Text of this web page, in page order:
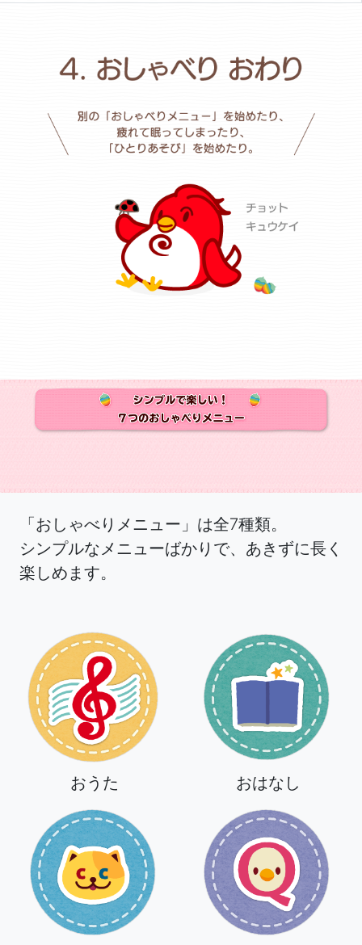
「おしゃべりメニュー」は全7種類。
シンプルなメニューばかりで、あきずに長く
楽しめます。
おうた おはなし